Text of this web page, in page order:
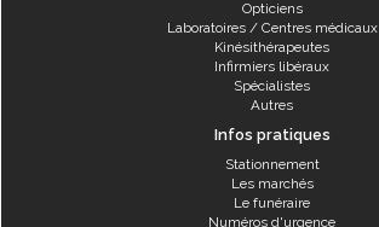
Opticiens
Laboratoires / Centres médicaux
Kinésithérapeutes
Infirmiers libéraux
Spécialistes
Autres
Infos pratiques
Stationnement
Les marchés
Le funéraire
Numéros d'urgence